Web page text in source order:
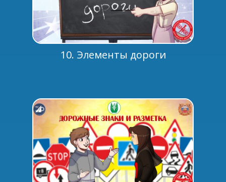
10. Элементы дороги